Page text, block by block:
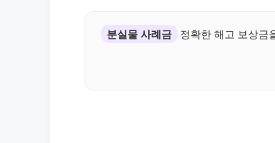
분실물 사례금
정확한 해고 보상금